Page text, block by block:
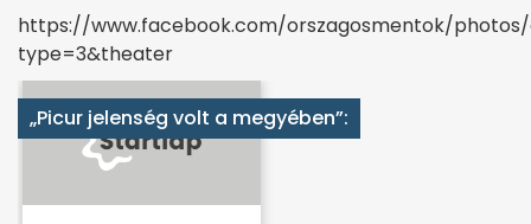
https://www.facebook.com/orszagosmentok/photos/
type=3&theater
„Picur jelenség volt a megyében”: